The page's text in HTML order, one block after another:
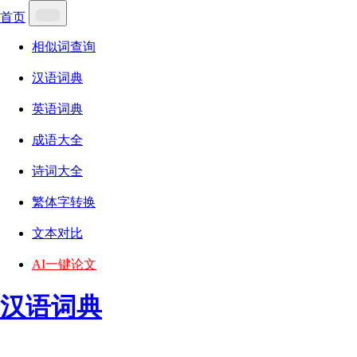
首页
相似词查询
汉语词典
英语词典
成语大全
诗词大全
繁体字转换
文本对比
AI一键论文
汉语词典